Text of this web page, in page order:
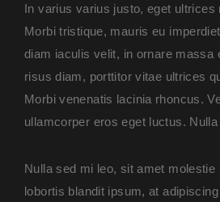
In varius varius justo, eget ultrices
Morbi tristique, mauris eu
diam iaculis velit, in ornare massa
risus diam, porttitor vitae ultrices
Morbi venenatis lacinia rhoncus.
ullamcorper eros eget luctus.
Nulla sed mi leo, sit amet molestie
lobortis blandit ipsum, at